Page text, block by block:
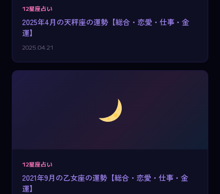
12星座占い
2025年4月の天秤座の運勢【総合・恋愛・仕事・金
運】
2025.04.21
12星座占い
2021年9月の乙女座の運勢【総合・恋愛・仕事・金
運】